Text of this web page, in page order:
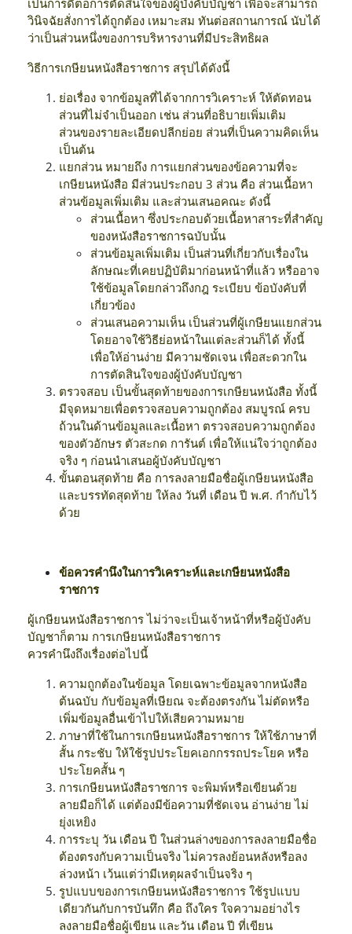
วินิจฉัยสั่งการได้ถูกต้อง เหมาะสม ทันต่อสถานการณ์ นับได้
ว่าเป็นส่วนหนึ่งของการบริหารงานที่มีประสิทธิผล
วิธีการเกษียนหนังสือราชการ สรุปได้ดังนี้
ย่อเรื่อง จากข้อมูลที่ได้จากการวิเคราะห์ ให้ตัดทอน
ส่วนที่ไม่จำเป็นออก เช่น ส่วนที่อธิบายเพิ่มเติม
ส่วนของรายละเอียดปลีกย่อย ส่วนที่เป็นความคิดเห็น
เป็นต้น
แยกส่วน หมายถึง การแยกส่วนของข้อความที่จะ
เกษียนหนังสือ มีส่วนประกอบ 3 ส่วน คือ ส่วนเนื้อหา
ส่วนข้อมูลเพิ่มเติม และส่วนเสนอคณะ ดังนี้
ส่วนเนื้อหา ซึ่งประกอบด้วยเนื้อหาสาระที่สำคัญ
ของหนังสือราชการฉบับนั้น
ส่วนข้อมูลเพิ่มเติม เป็นส่วนที่เกี่ยวกับเรื่องใน
ลักษณะที่เคยปฏิบัติมาก่อนหน้าที่แล้ว หรืออาจ
ใช้ข้อมูลโดยกล่าวถึงกฎ ระเบียบ ข้อบังคับที่
เกี่ยวข้อง
ส่วนเสนอความเห็น เป็นส่วนที่ผู้เกษียนแยกส่วน
โดยอาจใช้วิธีย่อหน้าในแต่ละส่วนก็ได้ ทั้งนี้
เพื่อให้อ่านง่าย มีความชัดเจน เพื่อสะดวกใน
การตัดสินใจของผู้บังคับบัญชา
ตรวจสอบ เป็นขั้นสุดท้ายของการเกษียนหนังสือ ทั้งนี้
มีจุดหมายเพื่อตรวจสอบความถูกต้อง สมบูรณ์ ครบ
ถ้วนในด้านข้อมูลและเนื้อหา ตรวจสอบความถูกต้อง
ของตัวอักษร ตัวสะกด การันต์ เพื่อให้แน่ใจว่าถูกต้อง
จริง ๆ ก่อนนำเสนอผู้บังคับบัญชา
ขั้นตอนสุดท้าย คือ การลงลายมือชื่อผู้เกษียนหนังสือ
และบรรทัดสุดท้าย ให้ลง วันที่ เดือน ปี พ.ศ. กำกับไว้
ด้วย
ข้อควรคำนึงในการวิเคราะห์และเกษียนหนังสือ
ราชการ
ผู้เกษียนหนังสือราชการ ไม่ว่าจะเป็นเจ้าหน้าที่หรือผู้บังคับ
บัญชาก็ตาม การเกษียนหนังสือราชการ
ควรคำนึงถึงเรื่องต่อไปนี้
ความถูกต้องในข้อมูล โดยเฉพาะข้อมูลจากหนังสือ
ต้นฉบับ กับข้อมูลที่เษียณ จะต้องตรงกัน ไม่ตัดหรือ
เพิ่มข้อมูลอื่นเข้าไปให้เสียความหมาย
ภาษาที่ใช้ในการเกษียนหนังสือราชการ ให้ใช้ภาษาที่
สั้น กระชับ ให้ใช้รูปประโยคเอกกรรถประโยค หรือ
ประโยคสั้น ๆ
การเกษียนหนังสือราชการ จะพิมพ์หรือเขียนด้วย
ลายมือก็ได้ แต่ต้องมีข้อความที่ชัดเจน อ่านง่าย ไม่
ยุ่งเหยิง
การระบุ วัน เดือน ปี ในส่วนล่างของการลงลายมือชื่อ
ต้องตรงกับความเป็นจริง ไม่ควรลงย้อนหลังหรือลง
ล่วงหน้า เว้นแต่ว่ามีเหตุผลจำเป็นจริง ๆ
รูปแบบของการเกษียนหนังสือราชการ ใช้รูปแบบ
เดียวกันกับการบันทึก คือ ถึงใคร ใจความอย่างไร
ลงลายมือชื่อผู้เขียน และวัน เดือน ปี ที่เขียน